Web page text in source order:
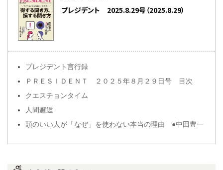
プレジデント 2025.8.29号（2025.8.29）
プレジデント言行録
ＰＲＥＳＩＤＥＮＴ ２０２５年８月２９日号 目次
クエスチョンタイム
人間邂逅
頭のいい人が「なぜ」を使わない本当の理由 ●中田豊一